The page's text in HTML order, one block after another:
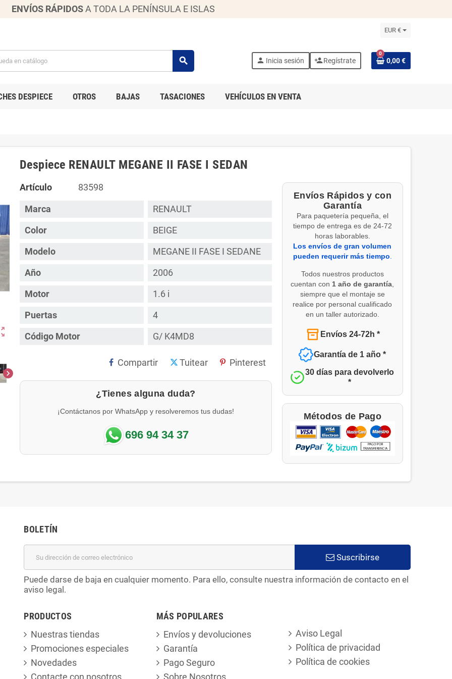
ENVÍOS RÁPIDOS A TODA LA PENÍNSULA E ISLAS
EUR €
search person Inicia sesión person_addRegístrate
0
0,00 €
DESPIECE OTROS BAJAS TASACIONES VEHÍCULOS EN VENTA
chevron_right
Despiece RENAULT MEGANE II FASE I SEDAN
Artículo 83598
Marca
RENAULT
Color
BEIGE
Modelo
MEGANE II FASE I SEDANE
Año
2006
Motor
1.6 i
Puertas
4
Código Motor
G/ K4MD8
Compartir Tuitear Pinterest
¿Tienes alguna duda?
¡Contáctanos por WhatsApp y resolveremos tus dudas!
696 94 34 37
Envíos Rápidos y con
Garantía
Para paquetería pequeña, el
tiempo de entrega es de 24-72
horas laborables.
Los envíos de gran volumen
pueden requerir más tiempo
Todos nuestros productos
cuentan con 1 año de garantía
siempre que el montaje se
realice por personal cualificado
en un taller autorizado.
Envíos 24-72h *
Garantía de 1 año *
30 días para devolverlo
*
Métodos de Pago
BOLETÍN
Suscribirse
Puede darse de baja en cualquier momento. Para ello, consulte nuestra información de contacto en el
aviso legal.
PRODUCTOS
Nuestras tiendas
Promociones especiales
Novedades
MÁS POPULARES
Envíos y devoluciones
Garantía
Pago Seguro
Aviso Legal
Política de privacidad
Política de cookies